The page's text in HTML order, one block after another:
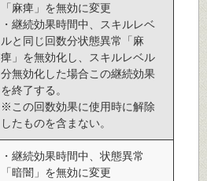
「麻痺」を無効に変更
・継続効果時間中、スキルレベ
ルと同じ回数分状態異常「麻
痺」を無効化し、スキルレベル
分無効化した場合この継続効果
を終了する。
※この回数効果に使用時に解除
したものを含まない。
・継続効果時間中、状態異常
「暗闇」を無効に変更